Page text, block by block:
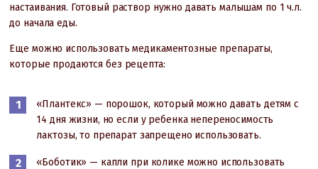
настаивания. Готовый раствор нужно давать малышам по 1 ч.л.
до начала еды.
Еще можно использовать медикаментозные препараты,
которые продаются без рецепта:
«Плантекс» — порошок, который можно давать детям с
14 дня жизни, но если у ребенка непереносимость
лактозы, то препарат запрещено использовать.
«Боботик» — капли при колике можно использовать